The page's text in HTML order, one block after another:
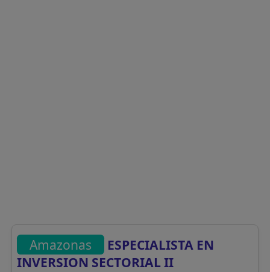
Amazonas
ESPECIALISTA EN
INVERSION SECTORIAL II